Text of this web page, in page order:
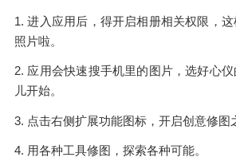
1. 进入应用后，得开启相册相关权限，
照片啦。
2. 应用会快速搜手机里的图片，选好心
儿开始。
3. 点击右侧扩展功能图标，开启创意修图
4. 用各种工具修图，探索各种可能。